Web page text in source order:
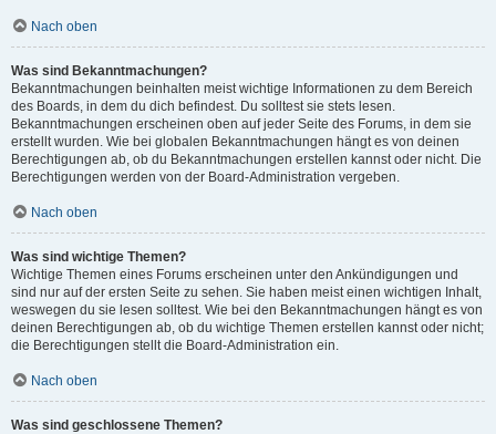
Nach oben
Was sind Bekanntmachungen?
Bekanntmachungen beinhalten meist wichtige Informationen zu dem Bereich
des Boards, in dem du dich befindest. Du solltest sie stets lesen.
Bekanntmachungen erscheinen oben auf jeder Seite des Forums, in dem sie
erstellt wurden. Wie bei globalen Bekanntmachungen hängt es von deinen
Berechtigungen ab, ob du Bekanntmachungen erstellen kannst oder nicht. Die
Berechtigungen werden von der Board-Administration vergeben.
Nach oben
Was sind wichtige Themen?
Wichtige Themen eines Forums erscheinen unter den Ankündigungen und
sind nur auf der ersten Seite zu sehen. Sie haben meist einen wichtigen Inhalt,
weswegen du sie lesen solltest. Wie bei den Bekanntmachungen hängt es von
deinen Berechtigungen ab, ob du wichtige Themen erstellen kannst oder nicht;
die Berechtigungen stellt die Board-Administration ein.
Nach oben
Was sind geschlossene Themen?